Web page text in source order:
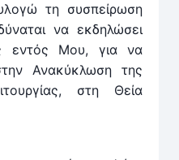
τη συσπείρωση
να εκδηλώσει
εντός Μου, για να
Ανακύκλωση της
στη Θεία